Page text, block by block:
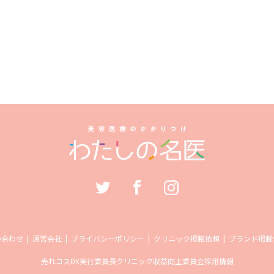
わせ 運営会社 プライバシーポリシー クリニック掲載依頼 ブランド掲
売れコスDX実行委員長クリニック収益向上委員会採用情報